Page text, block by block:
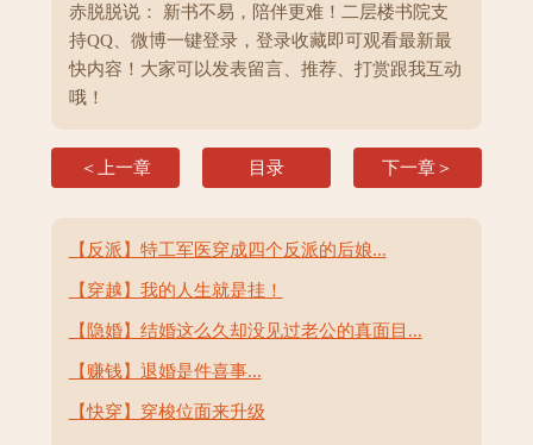
赤脱脱说： 新书不易，陪伴更难！二层楼书院支
持QQ、微博一键登录，登录收藏即可观看最新最
快内容！大家可以发表留言、推荐、打赏跟我互动
哦！
＜上一章 目录 下一章＞
【反派】特工军医穿成四个反派的后娘...
【穿越】我的人生就是挂！
【隐婚】结婚这么久却没见过老公的真面目...
【赚钱】退婚是件喜事...
【快穿】穿梭位面来升级